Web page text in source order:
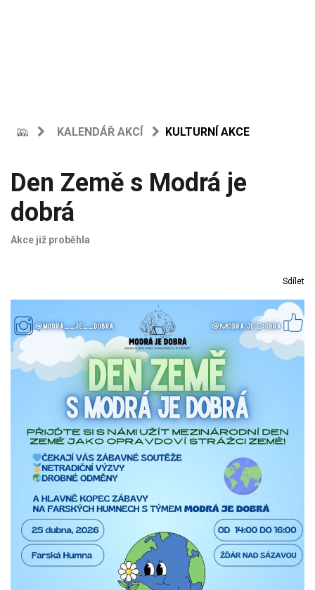
KALENDÁŘ AKCÍ KULTURNÍ AKCE
Den Země s Modrá je
dobrá
Akce již proběhla
Sdílet